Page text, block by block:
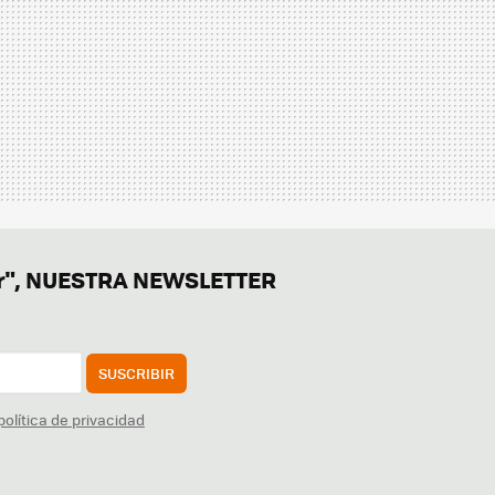
NEWSLETTER
SUSCRIBIR
de privacidad